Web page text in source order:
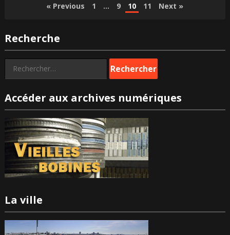
Pagination
publications
« Previous 1 … 9 10 11 Next »
Recherche
Rechercher :
Accéder aux archives numériques
La ville